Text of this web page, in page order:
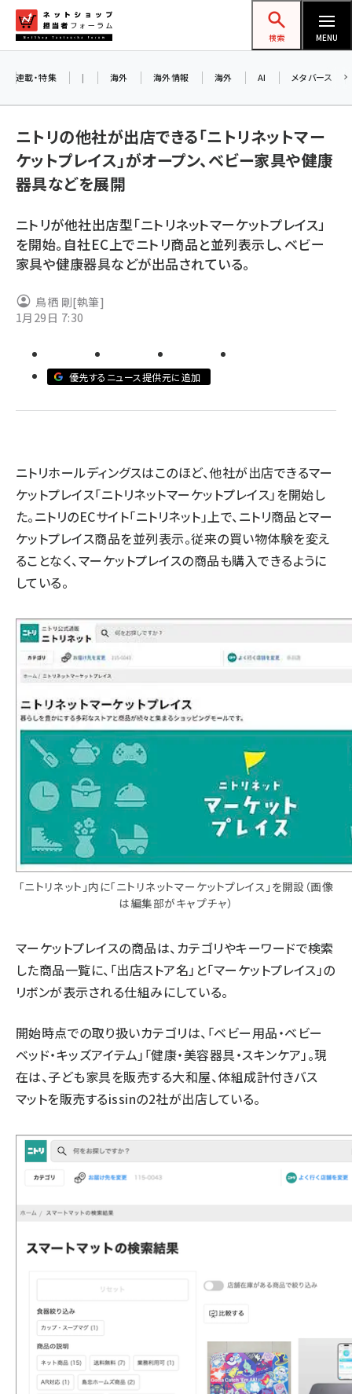
ン
ネットショップ担当者フォーラム
検索 MENU
amazon (2249)
楽天 (1871)
ecbeing (1207)
アスクル (1119)
base (1077)
ビィ・フォアード (773)
revico (740)
連載・特集 | 海外 海外情報 海外 AI メタバース
ニトリの他社が出店できる「ニトリネットマー
ケットプレイス」がオープン、ベビー家具や健康
器具などを展開
ニトリが他社出店型「ニトリネットマーケットプレイス」
を開始。自社EC上でニトリ商品と並列表示し、ベビー
家具や健康器具などが出品されている。
鳥栖 剛[執筆]
1月29日 7:30
優先するニュース提供元に追加
ニトリホールディングスはこのほど、他社が出店できるマー
ケットプレイス「ニトリネットマーケットプレイス」を開始し
た。ニトリのECサイト「ニトリネット」上で、ニトリ商品とマー
ケットプレイス商品を並列表示。従来の買い物体験を変え
ることなく、マーケットプレイスの商品も購入できるように
している。
「ニトリネット」内に「ニトリネットマーケットプレイス」を開設（画像
は編集部がキャプチャ）
マーケットプレイスの商品は、カテゴリやキーワードで検索
した商品一覧に、「出店ストア名」と「マーケットプレイス」の
リボンが表示される仕組みにしている。
開始時点での取り扱いカテゴリは、「ベビー用品・ベビー
ベッド・キッズアイテム」「健康・美容器具・スキンケア」。現
在は、子ども家具を販売する大和屋、体組成計付きバス
マットを販売するissinの2社が出店している。
AI
アル
交流
参加